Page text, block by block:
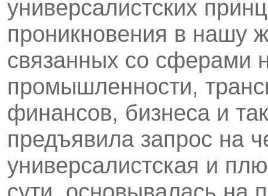
универсалистских
проникновения в нашу
связанных со сферами
промышленности,
финансов, бизнеса и
предъявила запрос на
универсалистская и